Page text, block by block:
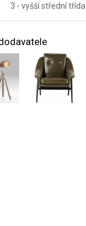
3 - vyšší střední